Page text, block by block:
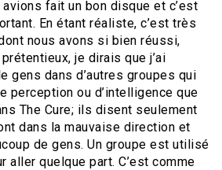
avions fait un bon disque et c’est
En étant réaliste, c’est très
nous avons si bien réussi,
je dirais que j’ai
gens dans d’autres groupes qui
perception ou d’intelligence que
The Cure; ils disent seulement
dans la mauvaise direction et
de gens. Un groupe est utilisé
aller quelque part. C’est comme